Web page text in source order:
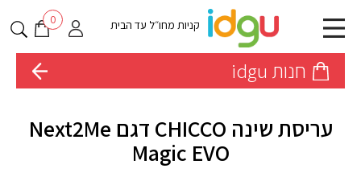
קניות מחו״ל עד הבית 0
חנות idgu
עריסת שינה CHICCO דגם Next2Me
Magic EVO